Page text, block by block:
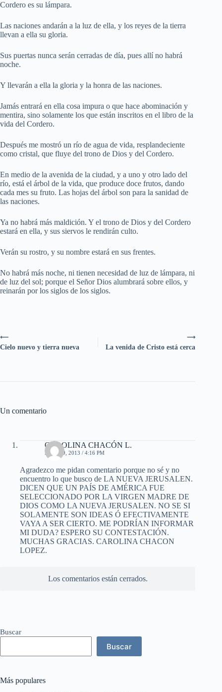
Cordero es su lámpara.
Las naciones andarán a la luz de ella, y los reyes de la tierra
llevan a ella su gloria.
Sus puertas nunca serán cerradas de día, pues allí no habrá
noche.
Y llevarán a ella la gloria y la honra de las naciones.
Jamás entrará en ella cosa impura o que hace abominación y
mentira, sino solamente los que están inscritos en el libro de la
vida del Cordero.
Después me mostró un río de agua de vida, resplandeciente
como cristal, que fluye del trono de Dios y del Cordero.
En medio de la avenida de la ciudad, y a uno y otro lado del
río, está el árbol de la vida, que produce doce frutos, dando
cada mes su fruto. Las hojas del árbol son para la sanidad de
las naciones.
Ya no habrá más maldición. Y el trono de Dios y del Cordero
estará en ella, y sus siervos le rendirán culto.
Verán su rostro, y su nombre estará en sus frentes.
No habrá más noche, ni tienen necesidad de luz de lámpara, ni
de luz del sol; porque el Señor Dios alumbrará sobre ellos, y
reinarán por los siglos de los siglos.
⟶
La venida de Cristo está cerca
⟵
Cielo nuevo y tierra nueva
Un comentario
CAROLINA CHACÓN L.
MAYO 9, 2013 / 4:16 PM
Agradezco me pidan comentario porque no sé y no
encuentro lo que busco de LA NUEVA JERUSALEN.
DICEN QUE UN PAÍS DE AMÉRICA FUE
SELECCIONADO POR LA VIRGEN MADRE DE
DIOS COMO LA NUEVA JERUSALEN. NO SE SI
SOLAMENTE SON IDEAS Ó EFECTIVAMENTE
VAYA A SER CIERTO. ME PODRÍAN INFORMAR
MI DUDA? ESPERO SU CONTESTACIÓN.
MUCHAS GRACIAS. CAROLINA CHACON
LOPEZ.
Los comentarios están cerrados.
Buscar
Buscar
Más populares